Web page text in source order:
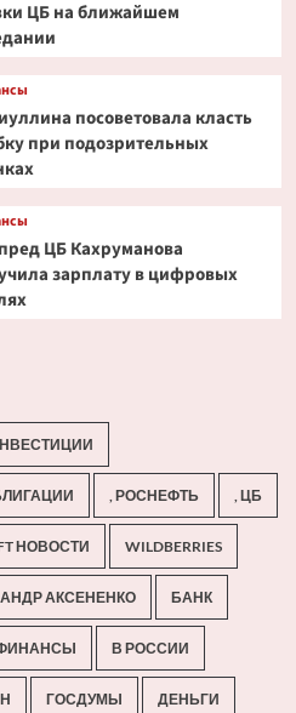
ЦБ на ближайшем
посоветовала класть
при подозрительных
ЦБ Кахруманова
зарплату в цифровых
, РОСНЕФТЬ , ЦБ
НОВОСТИ WILDBERRIES
АКСЕНЕНКО БАНК
В РОССИИ
ГОСДУМЫ ДЕНЬГИ